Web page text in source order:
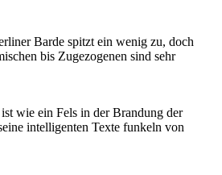
Barde spitzt ein wenig zu, doch
bis Zugezogenen sind sehr
wie ein Fels in der Brandung der
intelligenten Texte funkeln von